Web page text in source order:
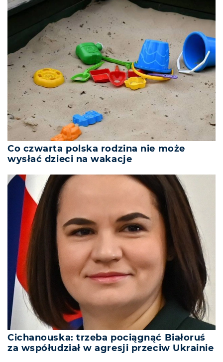
Co czwarta polska rodzina nie może
wysłać dzieci na wakacje
Cichanouska: trzeba pociągnąć Białoruś
za współudział w agresji przeciw Ukrainie